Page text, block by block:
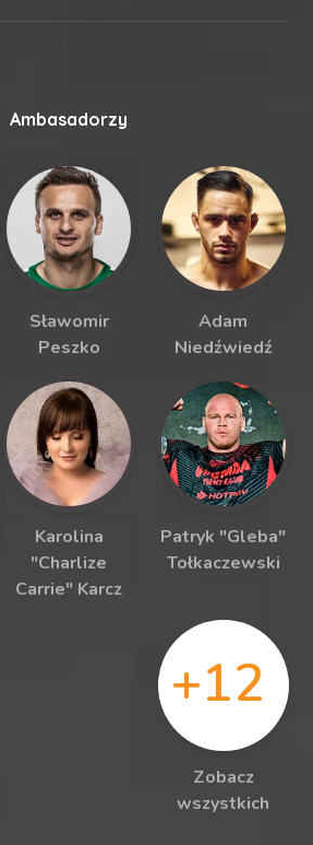
Ambasadorzy
Sławomir
Peszko
Adam
Niedźwiedź
Karolina
"Charlize
Carrie" Karcz
Patryk "Gleba"
Tołkaczewski
+12
Zobacz
wszystkich